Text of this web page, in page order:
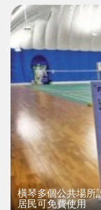
橫琴多個公共場所
居民可免費使用